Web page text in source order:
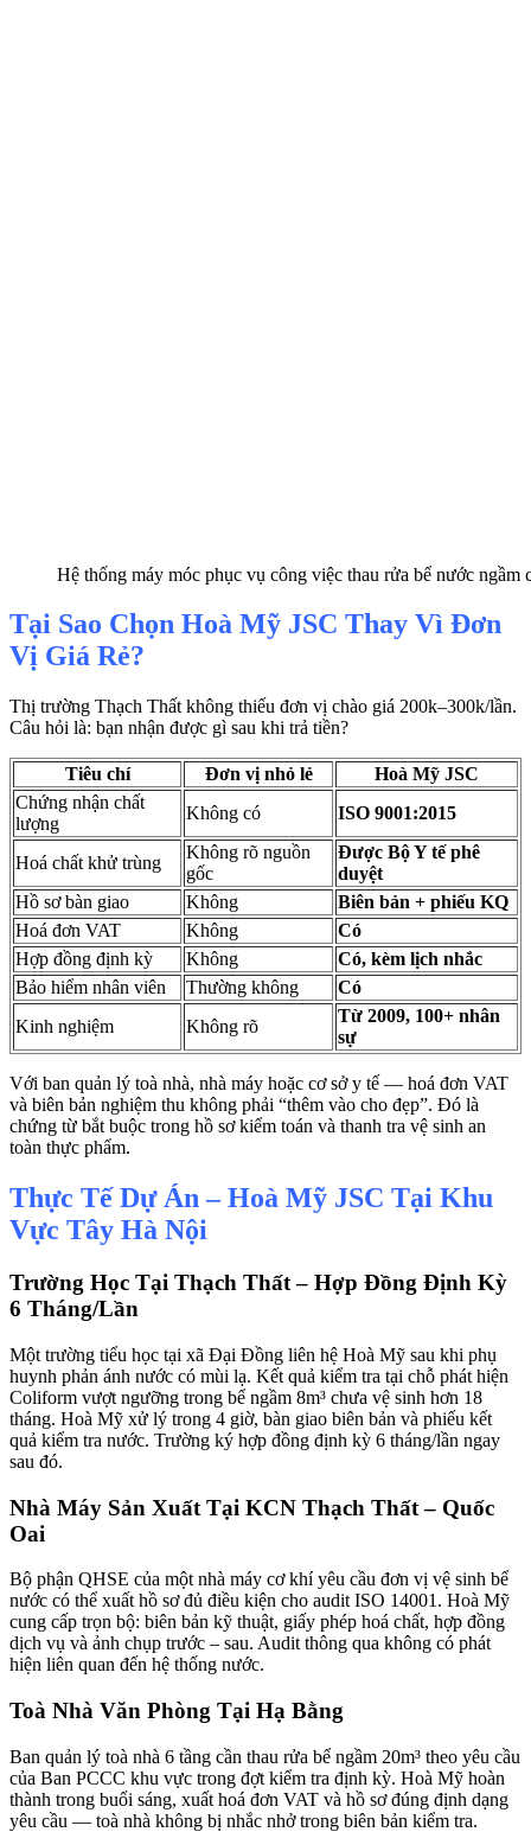
Hệ thống máy móc phục vụ công việc thau rửa bể nước ngầm
Tại Sao Chọn Hoà Mỹ JSC Thay Vì Đơn
Vị Giá Rẻ?
Thị trường Thạch Thất không thiếu đơn vị chào giá 200k–300k/lần.
Câu hỏi là: bạn nhận được gì sau khi trả tiền?
Tiêu chí Đơn vị nhỏ lẻ
Hoà Mỹ JSC
Chứng nhận chất
lượng
Không có ISO 9001:2015
Hoá chất khử trùng
Không rõ nguồn
gốc
Được Bộ Y tế phê
duyệt
Hồ sơ bàn giao
Không
Biên bản + phiếu KQ
Hoá đơn VAT
Không
Có
Hợp đồng định kỳ
Không
Có, kèm lịch nhắc
Bảo hiểm nhân viên
Thường không
Có
Kinh nghiệm
Không rõ
Từ 2009, 100+ nhân
sự
Với ban quản lý toà nhà, nhà máy hoặc cơ sở y tế — hoá đơn VAT
và biên bản nghiệm thu không phải “thêm vào cho đẹp”. Đó là
chứng từ bắt buộc trong hồ sơ kiểm toán và thanh tra vệ sinh an
toàn thực phẩm.
Thực Tế Dự Án – Hoà Mỹ JSC Tại Khu
Vực Tây Hà Nội
Trường Học Tại Thạch Thất – Hợp Đồng Định Kỳ
6 Tháng/Lần
Một trường tiểu học tại xã Đại Đồng liên hệ Hoà Mỹ sau khi phụ
huynh phản ánh nước có mùi lạ. Kết quả kiểm tra tại chỗ phát hiện
Coliform vượt ngưỡng trong bể ngầm 8m³ chưa vệ sinh hơn 18
tháng. Hoà Mỹ xử lý trong 4 giờ, bàn giao biên bản và phiếu kết
quả kiểm tra nước. Trường ký hợp đồng định kỳ 6 tháng/lần ngay
sau đó.
Nhà Máy Sản Xuất Tại KCN Thạch Thất – Quốc
Oai
Bộ phận QHSE của một nhà máy cơ khí yêu cầu đơn vị vệ sinh bể
nước có thể xuất hồ sơ đủ điều kiện cho audit ISO 14001. Hoà Mỹ
cung cấp trọn bộ: biên bản kỹ thuật, giấy phép hoá chất, hợp đồng
dịch vụ và ảnh chụp trước – sau. Audit thông qua không có phát
hiện liên quan đến hệ thống nước.
Toà Nhà Văn Phòng Tại Hạ Bằng
Ban quản lý toà nhà 6 tầng cần thau rửa bể ngầm 20m³ theo yêu cầu
của Ban PCCC khu vực trong đợt kiểm tra định kỳ. Hoà Mỹ hoàn
thành trong buổi sáng, xuất hoá đơn VAT và hồ sơ đúng định dạng
yêu cầu — toà nhà không bị nhắc nhở trong biên bản kiểm tra.